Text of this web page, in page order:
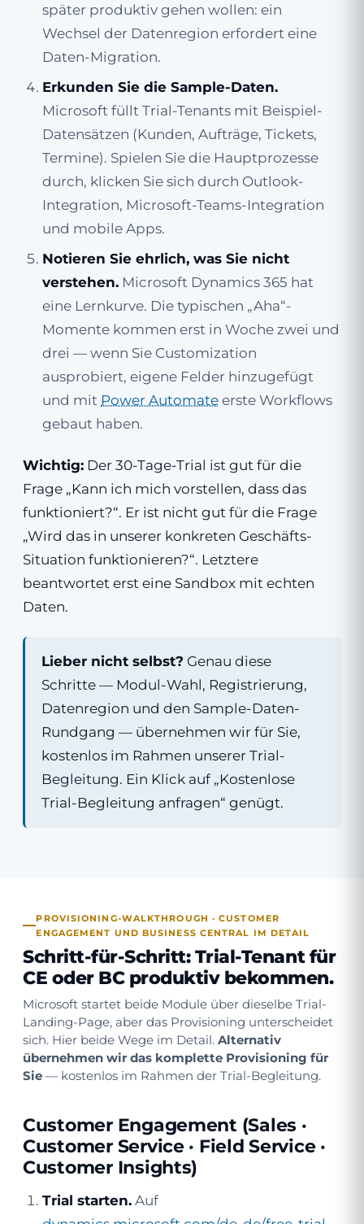
später produktiv gehen wollen: ein
Wechsel der Datenregion erfordert eine
Daten-Migration.
Erkunden Sie die Sample-Daten.
Microsoft füllt Trial-Tenants mit Beispiel-
Datensätzen (Kunden, Aufträge, Tickets,
Termine). Spielen Sie die Hauptprozesse
durch, klicken Sie sich durch Outlook-
Integration, Microsoft-Teams-Integration
und mobile Apps.
Notieren Sie ehrlich, was Sie nicht
verstehen. Microsoft Dynamics 365 hat
eine Lernkurve. Die typischen „Aha“-
Momente kommen erst in Woche zwei und
drei — wenn Sie Customization
ausprobiert, eigene Felder hinzugefügt
und mit Power Automate erste Workflows
gebaut haben.
Wichtig: Der 30-Tage-Trial ist gut für die
Frage „Kann ich mich vorstellen, dass das
funktioniert?“. Er ist nicht gut für die Frage
„Wird das in unserer konkreten Geschäfts-
Situation funktionieren?“. Letztere
beantwortet erst eine Sandbox mit echten
Daten.
Lieber nicht selbst? Genau diese
Schritte — Modul-Wahl, Registrierung,
Datenregion und den Sample-Daten-
Rundgang — übernehmen wir für Sie,
kostenlos im Rahmen unserer Trial-
Begleitung. Ein Klick auf „Kostenlose
Trial-Begleitung anfragen“ genügt.
PROVISIONING-WALKTHROUGH · CUSTOMER
ENGAGEMENT UND BUSINESS CENTRAL IM DETAIL
Schritt-für-Schritt: Trial-Tenant für
CE oder BC produktiv bekommen.
Microsoft startet beide Module über dieselbe Trial-
Landing-Page, aber das Provisioning unterscheidet
sich. Hier beide Wege im Detail. Alternativ
übernehmen wir das komplette Provisioning für
Sie — kostenlos im Rahmen der Trial-Begleitung.
Customer Engagement (Sales ·
Customer Service · Field Service ·
Customer Insights)
Trial starten. Auf